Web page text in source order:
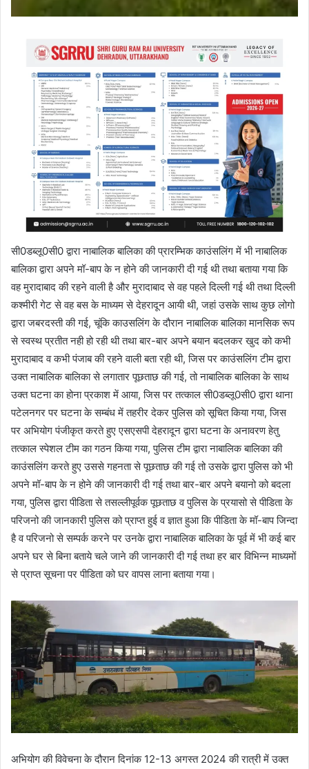
सी0डब्लू0सी0 द्वारा नाबालिक बालिका की प्रारम्भिक काउंसलिंग में भी नाबालिक
बालिका द्वारा अपने मॉ-बाप के न होने की जानकारी दी गई थी तथा बताया गया कि
वह मुरादाबाद की रहने वाली है और मुरादाबाद से वह पहले दिल्ली गई थी तथा दिल्ली
कश्मीरी गेट से वह बस के माध्यम से देहरादून आयी थी, जहां उसके साथ कुछ लोगो
द्वारा जबरदस्ती की गई, चूंकि काउसलिंग के दौरान नाबालिक बालिका मानसिक रूप
से स्वस्थ प्रतीत नही हो रही थी तथा बार-बार अपने बयान बदलकर खुद को कभी
मुरादाबाद व कभी पंजाब की रहने वाली बता रही थी, जिस पर काउंसलिंग टीम द्वारा
उक्त नाबालिक बालिका से लगातार पूछताछ की गई, तो नाबालिक बालिका के साथ
उक्त घटना का होना प्रकाश में आया, जिस पर तत्काल सी0डब्लू0सी0 द्वारा थाना
पटेलनगर पर घटना के सम्बंध में तहरीर देकर पुलिस को सूचित किया गया, जिस
पर अभियोग पंजीकृत करते हुए एसएसपी देहरादून द्वारा घटना के अनावरण हेतु
तत्काल स्पेशल टीम का गठन किया गया, पुलिस टीम द्वारा नाबालिक बालिका की
काउंसलिंग करते हुए उससे गहनता से पूछताछ की गई तो उसके द्वारा पुलिस को भी
अपने मॉ-बाप के न होने की जानकारी दी गई तथा बार-बार अपने बयानो को बदला
गया, पुलिस द्वारा पीडिता से तसल्लीपूर्वक पूछताछ व पुलिस के प्रयासो से पीडिता के
परिजनो की जानकारी पुलिस को प्राप्त हुई व ज्ञात हुआ कि पीडिता के मॉ-बाप जिन्दा
है व परिजनो से सम्पर्क करने पर उनके द्वारा नाबालिक बालिका के पूर्व में भी कई बार
अपने घर से बिना बताये चले जाने की जानकारी दी गई तथा हर बार विभिन्न माध्यमों
से प्राप्त सूचना पर पीडिता को घर वापस लाना बताया गया।
अभियोग की विवेचना के दौरान दिनांक 12-13 अगस्त 2024 की रात्री में उक्त